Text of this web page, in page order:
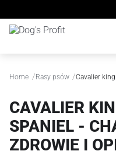
Home /Rasy psów /Cavalier
CAVALIER
SPANIEL -
ZDROWIE I